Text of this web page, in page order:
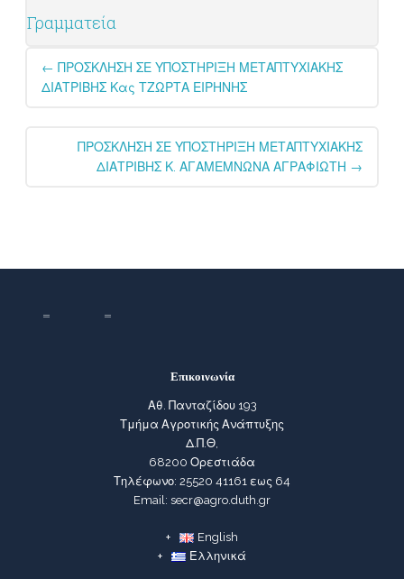
Γραμματεία
Post
navigation
← ΠΡΟΣΚΛΗΣΗ ΣΕ ΥΠΟΣΤΗΡΙΞΗ ΜΕΤΑΠΤΥΧΙΑΚΗΣ
ΔΙΑΤΡΙΒΗΣ Κας ΤΖΩΡΤΑ ΕΙΡΗΝΗΣ
ΠΡΟΣΚΛΗΣΗ ΣΕ ΥΠΟΣΤΗΡΙΞΗ ΜΕΤΑΠΤΥΧΙΑΚΗΣ
ΔΙΑΤΡΙΒΗΣ Κ. ΑΓΑΜΕΜΝΩΝΑ ΑΓΡΑΦΙΩΤΗ →
Επικοινωνία
Αθ. Πανταζίδου 193
Τμήμα Αγροτικής Ανάπτυξης
Δ.Π.Θ,
68200 Ορεστιάδα
Τηλέφωνο: 25520 41161 εως 64
Email: secr@agro.duth.gr
English
Ελληνικά